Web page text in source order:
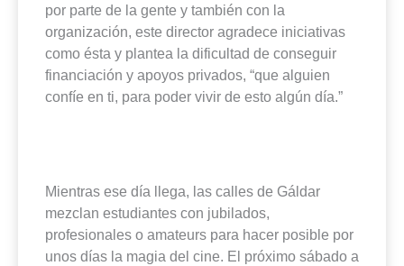
por parte de la gente y también con la
organización, este director agradece iniciativas
como ésta y plantea la dificultad de conseguir
financiación y apoyos privados, “que alguien
confíe en ti, para poder vivir de esto algún día.”
Mientras ese día llega, las calles de Gáldar
mezclan estudiantes con jubilados,
profesionales o amateurs para hacer posible por
unos días la magia del cine. El próximo sábado a